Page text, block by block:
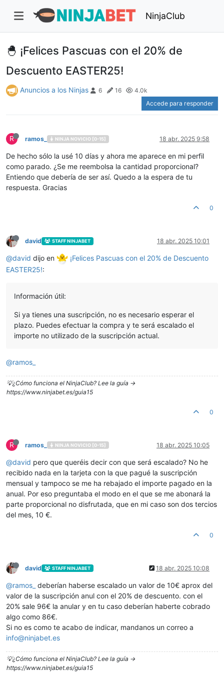
NinjaClub
🐣 ¡Felices Pascuas con el 20% de
Descuento EASTER25!
Anuncios a los Ninjas 6 16
4.0k
Accede para responder
R ramos_ NINJA NOVICIO [0-15] 18 abr. 2025 9:58
De hecho sólo la usé 10 días y ahora me aparece en mi perfil
como parado. ¿Se me reembolsa la cantidad proporcional?
Entiendo que debería de ser así. Quedo a la espera de tu
respuesta. Gracias
0
david STAFF NINJABET 18 abr. 2025 10:01
@david dijo en
¡Felices Pascuas con el 20% de Descuento
EASTER25!:
Información útil:
Si ya tienes una suscripción, no es necesario esperar el
plazo. Puedes efectuar la compra y te será escalado el
importe no utilizado de la suscripción actual.
@ramos_
💡¿Cómo funciona el NinjaClub? Lee la guía ->
https://www.ninjabet.es/guia15
0
R ramos_ NINJA NOVICIO [0-15] 18 abr. 2025 10:05
@david pero que queréis decir con que será escalado? No he
recibido nada en la tarjeta con la que pagué la suscripción
mensual y tampoco se me ha rebajado el importe pagado en la
anual. Por eso preguntaba el modo en el que se me abonará la
parte proporcional no disfrutada, que en mi caso son dos tercios
del mes, 10 €.
0
david STAFF NINJABET 18 abr. 2025 10:08
@ramos_ deberían haberse escalado un valor de 10€ aprox del
valor de la suscripción anul con el 20% de descuento. con el
20% sale 96€ la anular y en tu caso deberían haberte cobrado
algo como 86€.
Si no es como te acabo de indicar, mandanos un correo a
info@ninjabet.es
💡¿Cómo funciona el NinjaClub? Lee la guía ->
https://www.ninjabet.es/guia15